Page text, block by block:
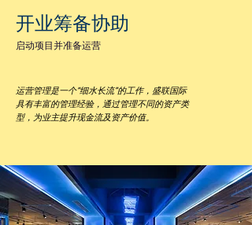
开业筹备协助
启动项目并准备运营
运营管理是一个“细水长流”的工作，盛联国际
具有丰富的管理经验，通过管理不同的资产类
型，为业主提升现金流及资产价值。